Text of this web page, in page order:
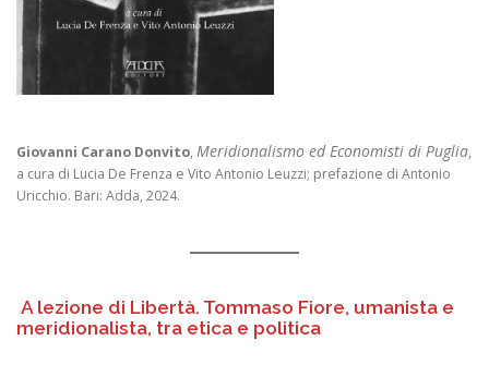
Giovanni Carano Donvito, Meridionalismo ed Economisti di Puglia,
a cura di Lucia De Frenza e Vito Antonio Leuzzi; prefazione di Antonio
Uricchio. Bari: Adda, 2024.
A lezione di Libertà. Tommaso Fiore, umanista e
meridionalista, tra etica e politica